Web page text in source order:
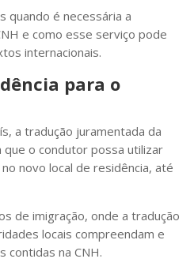
quando é necessária a
e como esse serviço pode
internacionais.
para o
a tradução juramentada da
o condutor possa utilizar
novo local de residência, até
de imigração, onde a tradução
locais compreendam e
contidas na CNH.